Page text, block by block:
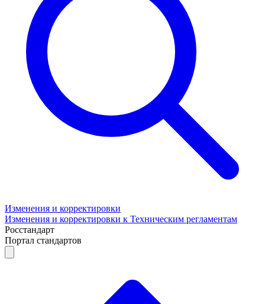
Изменения и корректировки
Изменения и корректировки к Техническим регламентам
Росстандарт
Портал стандартов